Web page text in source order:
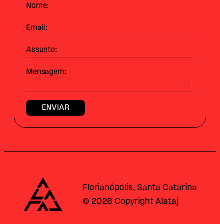
Nome:
Email:
Assunto:
Mensagem:
Alataj
Florianópolis, Santa Catarina
© 2026 Copyright Alataj